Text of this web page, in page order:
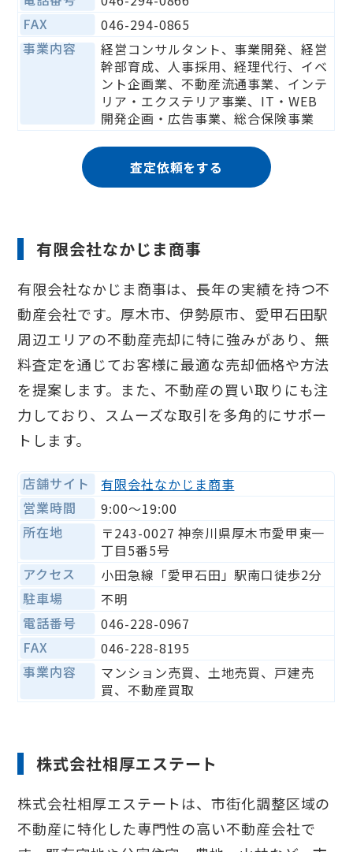
FAX
046-294-0865
事業内容
経営コンサルタント、事業開発、経営
幹部育成、人事採用、経理代行、イベ
ント企画業、不動産流通事業、インテ
リア・エクステリア事業、IT・WEB
開発企画・広告事業、総合保険事業
査定依頼をする
有限会社なかじま商事
有限会社なかじま商事は、長年の実績を持つ不
動産会社です。厚木市、伊勢原市、愛甲石田駅
周辺エリアの不動産売却に特に強みがあり、無
料査定を通じてお客様に最適な売却価格や方法
を提案します。また、不動産の買い取りにも注
力しており、スムーズな取引を多角的にサポー
トします。
店舗サイト
有限会社なかじま商事
営業時間
9:00〜19:00
所在地
〒243-0027 神奈川県厚木市愛甲東一
丁目5番5号
アクセス
小田急線「愛甲石田」駅南口徒歩2分
駐車場
不明
電話番号
046-228-0967
FAX
046-228-8195
事業内容
マンション売買、土地売買、戸建売
買、不動産買取
株式会社相厚エステート
株式会社相厚エステートは、市街化調整区域の
不動産に特化した専門性の高い不動産会社で